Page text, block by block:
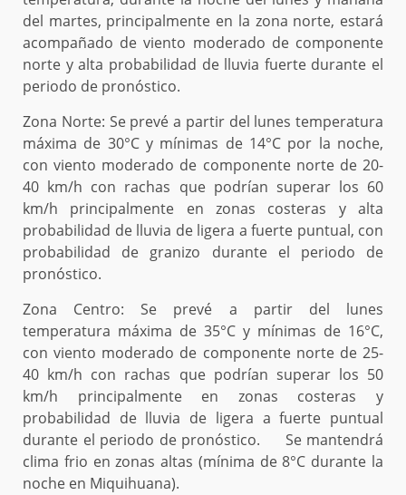
del martes, principalmente en la zona norte, estará
acompañado de viento moderado de componente
norte y alta probabilidad de lluvia fuerte durante el
periodo de pronóstico.
Zona Norte: Se prevé a partir del lunes temperatura
máxima de 30°C y mínimas de 14°C por la noche,
con viento moderado de componente norte de 20-
40 km/h con rachas que podrían superar los 60
km/h principalmente en zonas costeras y alta
probabilidad de lluvia de ligera a fuerte puntual, con
probabilidad de granizo durante el periodo de
pronóstico.
Zona Centro:Se prevé a partir del lunes
temperatura máxima de 35°C y mínimas de 16°C,
con viento moderado de componente norte de 25-
40 km/h con rachas que podrían superar los 50
km/h principalmente en zonas costeras y
probabilidad de lluvia de ligera a fuerte puntual
durante el periodo de pronóstico. Se mantendrá
clima frio en zonas altas (mínima de 8°C durante la
noche en Miquihuana).